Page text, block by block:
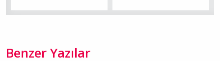
Benzer Yazılar